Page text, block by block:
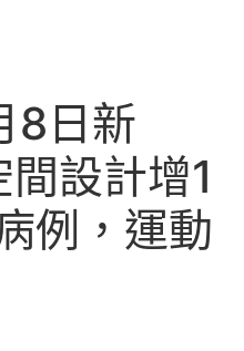
8日新
設計增1
例，運動